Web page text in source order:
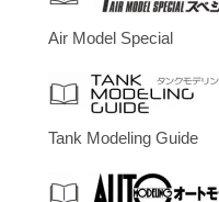
Air Model Special
Tank Modeling Guide